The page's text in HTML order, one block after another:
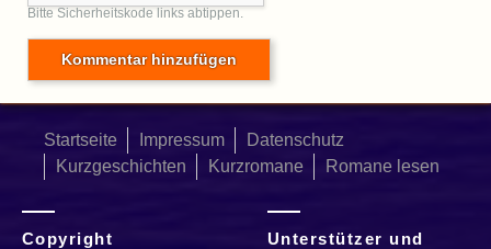
Bitte Sicherheitskode links abtippen.
Startseite Impressum
Datenschutz
Kurzgeschichten
Kurzromane Romane lesen
Copyright
Unterstützer und